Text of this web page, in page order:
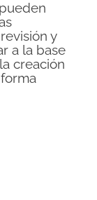
y
a la base
creación